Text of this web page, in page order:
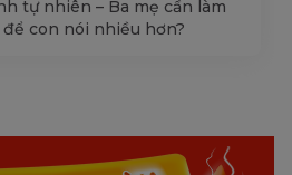
tự nhiên – Ba mẹ cần làm
để con nói nhiều hơn?